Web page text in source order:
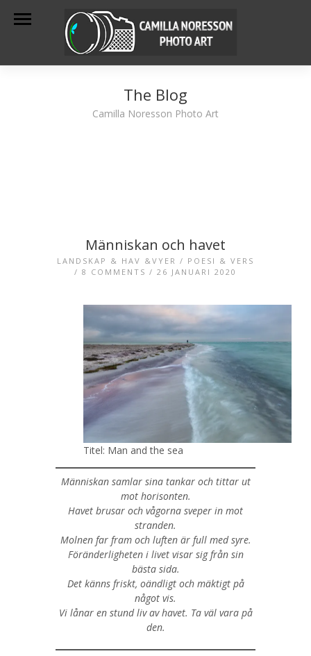
The Blog
Camilla Noresson Photo Art
Människan och havet
LANDSKAP & HAV &VYER / POESI & VERS
/ 8 COMMENTS / 26 JANUARI 2020
Titel: Man and the sea
Människan samlar sina tankar och tittar ut
mot horisonten.
Havet brusar och vågorna sveper in mot
stranden.
Molnen far fram och luften är full med syre.
Föränderligheten i livet visar sig från sin
bästa sida.
Det känns friskt, oändligt och mäktigt på
något vis.
Vi lånar en stund liv av havet. Ta väl vara på
den.